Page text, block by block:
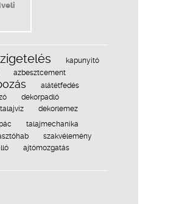
kapunyitó
azbesztcement
alátétfedés
dekorpadló
talajvíz
dekorlemez
talajmechanika
szakvélemény
ajtómozgatás